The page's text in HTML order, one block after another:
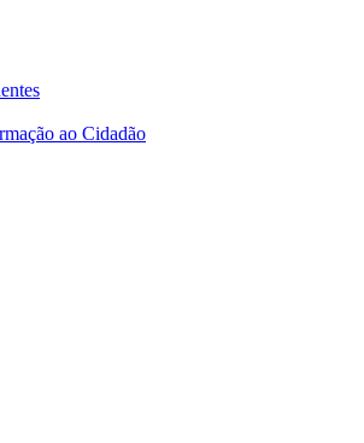
ao Cidadão